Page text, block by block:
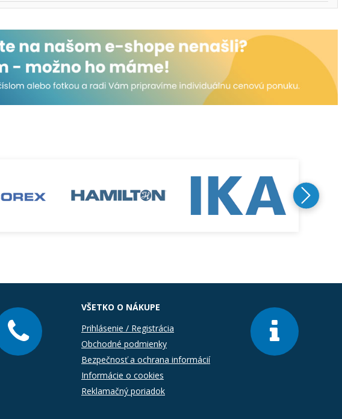
VŠETKO O NÁKUPE
Prihlásenie / Registrácia
Obchodné podmienky
Bezpečnosť a ochrana informácií
Informácie o cookies
Reklamačný poriadok